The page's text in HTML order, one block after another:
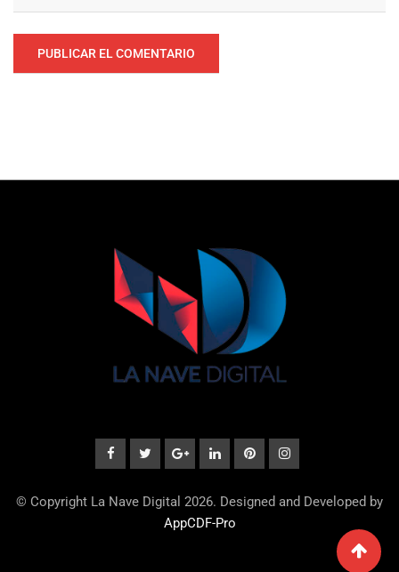
© Copyright La Nave Digital 2026. Designed and Developed by
AppCDF-Pro